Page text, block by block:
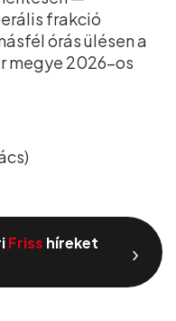
frakció
órás ülésen a
megye 2026–os
Friss híreket
›